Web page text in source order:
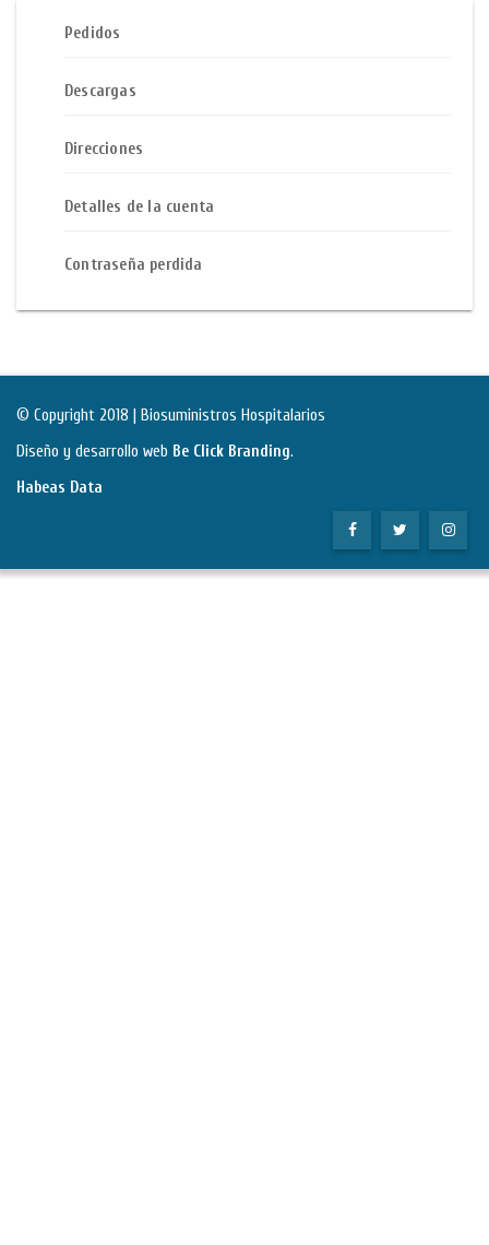
Pedidos
Descargas
Direcciones
Detalles de la cuenta
Contraseña perdida
© Copyright 2018 | Biosuministros Hospitalarios
Diseño y desarrollo web Be Click Branding.
Habeas Data